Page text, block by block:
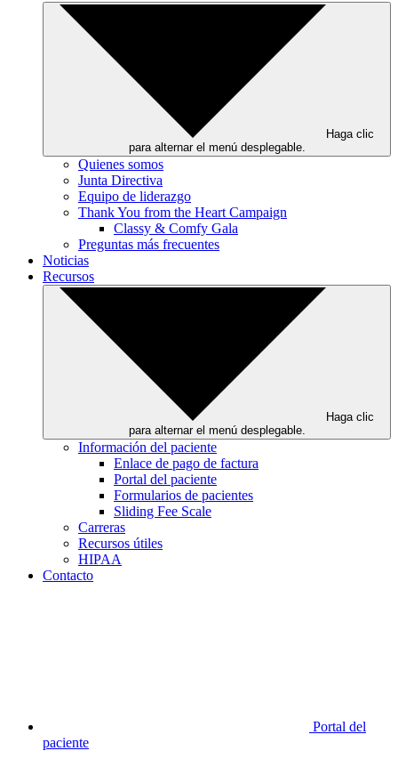
Haga clic
para alternar el menú desplegable.
Quienes somos
Junta Directiva
Equipo de liderazgo
Thank You from the Heart Campaign
Classy & Comfy Gala
Preguntas más frecuentes
Noticias
Recursos
Haga clic
para alternar el menú desplegable.
Información del paciente
Enlace de pago de factura
Portal del paciente
Formularios de pacientes
Sliding Fee Scale
Carreras
Recursos útiles
HIPAA
Contacto
Portal del
paciente